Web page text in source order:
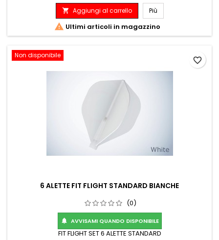
 Aggiungi al carrello Più
 Ultimi articoli in magazzino
Non disponibile
6 ALETTE FIT FLIGHT STANDARD BIANCHE
(0)
 AVVISAMI QUANDO DISPONIBILE
FIT FLIGHT SET 6 ALETTE STANDARD
favorite_border